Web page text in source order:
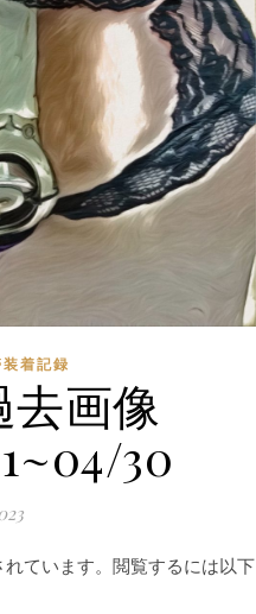
着記録
画像
30
ています。閲覧するには以下